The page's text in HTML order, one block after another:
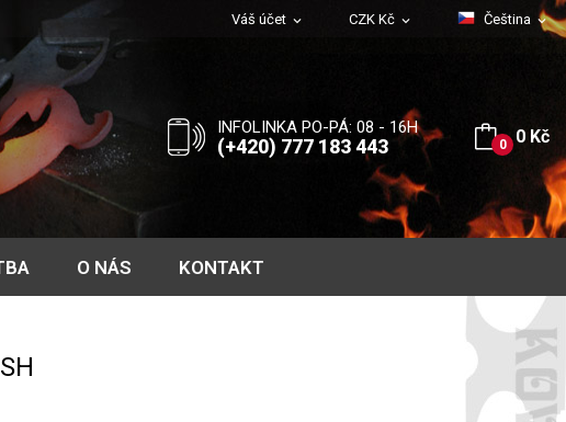
Čeština expand_more
CZK Kč expand_more
Váš účet expand_more
0 0 Kč
INFOLINKA PO-PÁ: 08 - 16H
(+420) 777 183 443
O NÁS KONTAKT